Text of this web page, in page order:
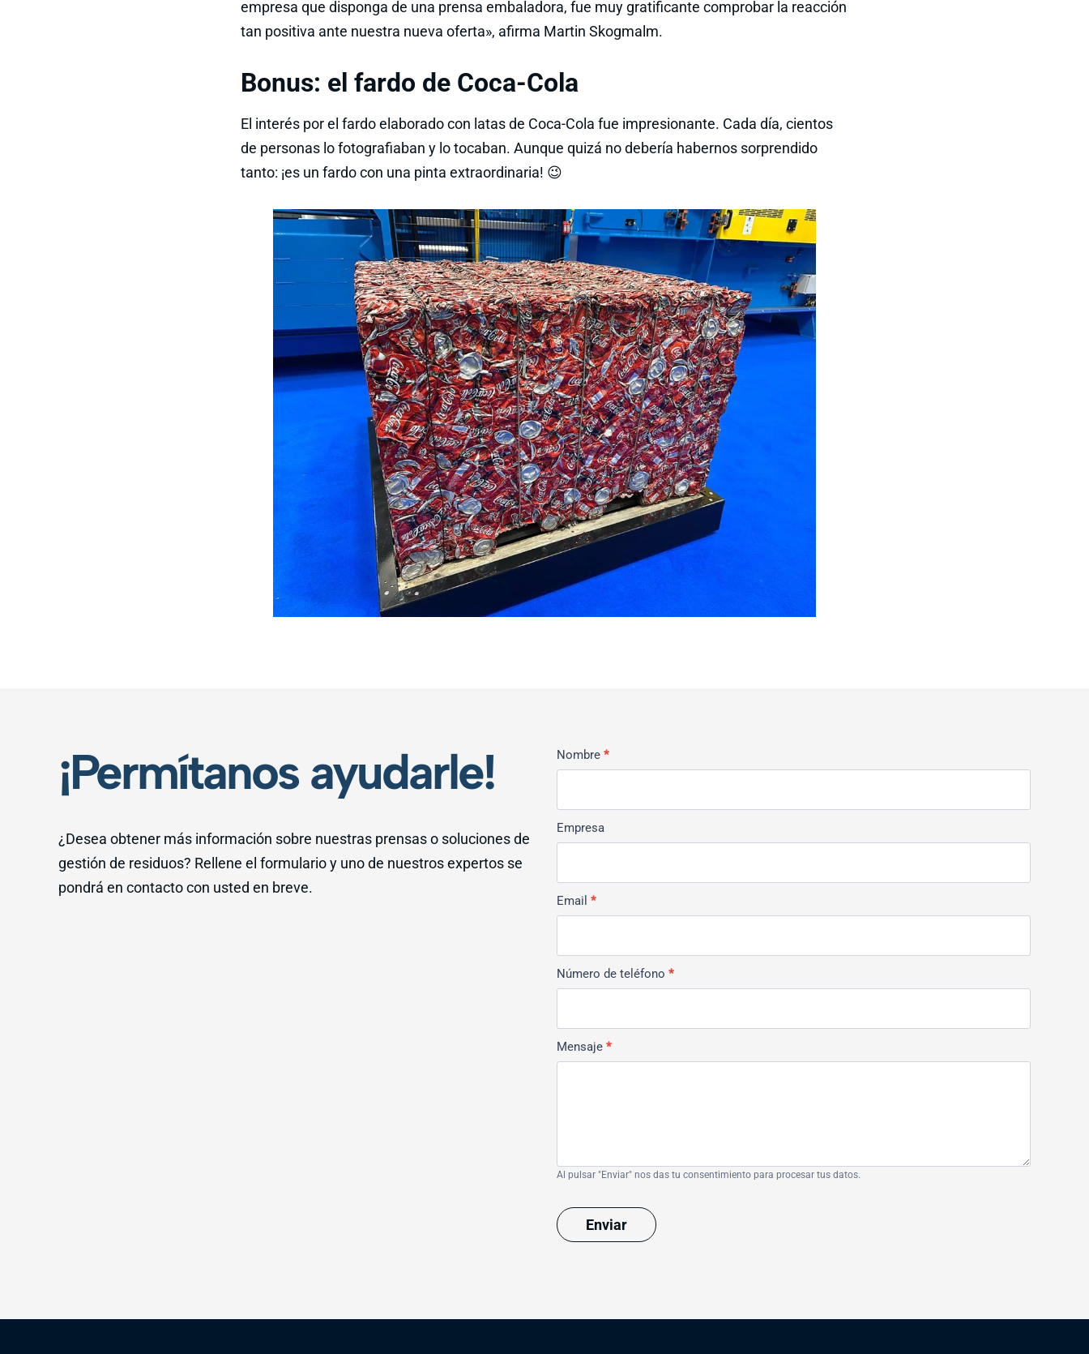
empresa que disponga de una prensa embaladora, fue muy gratificante comprobar la reacción
tan positiva ante nuestra nueva oferta», afirma Martin Skogmalm.
Bonus: el fardo de Coca-Cola
El interés por el fardo elaborado con latas de Coca-Cola fue impresionante. Cada día, cientos
de personas lo fotografiaban y lo tocaban. Aunque quizá no debería habernos sorprendido
tanto: ¡es un fardo con una pinta extraordinaria! 😉
¡Permítanos ayudarle!
¿Desea obtener más información sobre nuestras prensas o soluciones de
gestión de residuos? Rellene el formulario y uno de nuestros expertos se
pondrá en contacto con usted en breve.
Kontakt
Nombre *
Empresa
Email *
Número de teléfono *
Mensaje *
Al pulsar "Enviar" nos das tu consentimiento para procesar tus datos.
Enviar